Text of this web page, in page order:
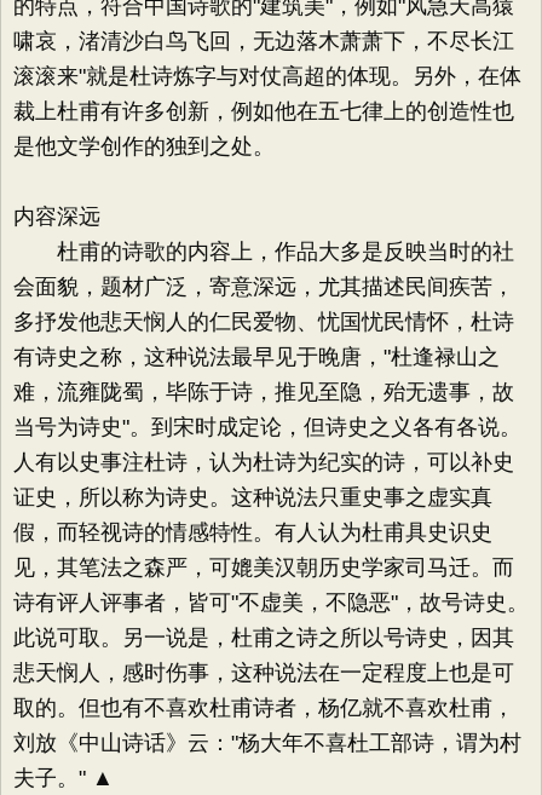
的特点，符合中国诗歌的"建筑美"，例如"风急天高猿
啸哀，渚清沙白鸟飞回，无边落木萧萧下，不尽长江
滚滚来"就是杜诗炼字与对仗高超的体现。另外，在体
裁上杜甫有许多创新，例如他在五七律上的创造性也
是他文学创作的独到之处。
内容深远
杜甫的诗歌的内容上，作品大多是反映当时的社
会面貌，题材广泛，寄意深远，尤其描述民间疾苦，
多抒发他悲天悯人的仁民爱物、忧国忧民情怀，杜诗
有诗史之称，这种说法最早见于晚唐，"杜逢禄山之
难，流雍陇蜀，毕陈于诗，推见至隐，殆无遗事，故
当号为诗史"。到宋时成定论，但诗史之义各有各说。
人有以史事注杜诗，认为杜诗为纪实的诗，可以补史
证史，所以称为诗史。这种说法只重史事之虚实真
假，而轻视诗的情感特性。有人认为杜甫具史识史
见，其笔法之森严，可媲美汉朝历史学家司马迁。而
诗有评人评事者，皆可"不虚美，不隐恶"，故号诗史。
此说可取。另一说是，杜甫之诗之所以号诗史，因其
悲天悯人，感时伤事，这种说法在一定程度上也是可
取的。但也有不喜欢杜甫诗者，杨亿就不喜欢杜甫，
刘放《中山诗话》云："杨大年不喜杜工部诗，谓为村
夫子。" ▲